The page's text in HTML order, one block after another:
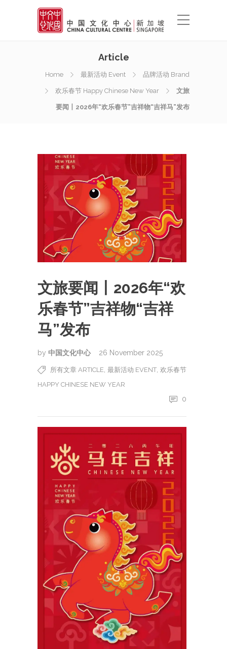
Article
Home 最新活动 Event 品牌活动 Brand
欢乐春节 Happy Chinese New Year 文旅
要闻丨2026年“欢乐春节”吉祥物“吉祥马”发布
文旅要闻丨2026年“欢
乐春节”吉祥物“吉祥
马”发布
by 中国文化中心 26 November 2025
所有文章 ARTICLE 最新活动 EVENT 欢乐春节
HAPPY CHINESE NEW YEAR
0